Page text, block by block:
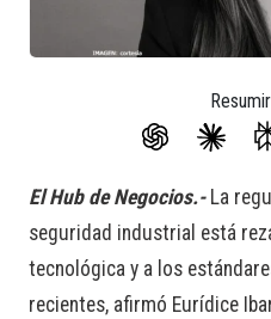
El Hub de Negocios.- La
seguridad industrial está
tecnológica y a los
recientes, afirmó Eurídice